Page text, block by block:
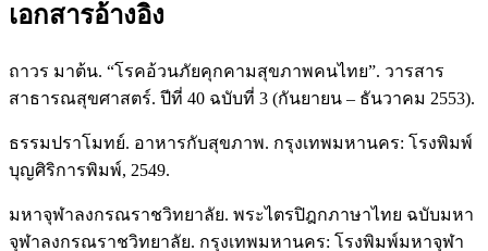
เอกสารอ้างอิง
ถาวร มาต้น. “โรคอ้วนภัยคุกคามสุขภาพคนไทย”. วารสาร
สาธารณสุขศาสตร์. ปีที่ 40 ฉบับที่ 3 (กันยายน – ธันวาคม 2553).
ธรรมปราโมทย์. อาหารกับสุขภาพ. กรุงเทพมหานคร: โรงพิมพ์
บุญศิริการพิมพ์, 2549.
มหาจุฬาลงกรณราชวิทยาลัย. พระไตรปิฎกภาษาไทย ฉบับมหา
จุฬาลงกรณราชวิทยาลัย. กรุงเทพมหานคร: โรงพิมพ์มหาจุฬา